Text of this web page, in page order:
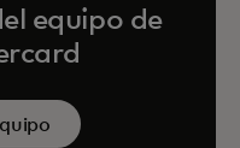
equipo de